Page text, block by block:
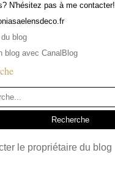
N'hésitez pas à me contacter!
blog
blog avec CanalBlog
le propriétaire du blog